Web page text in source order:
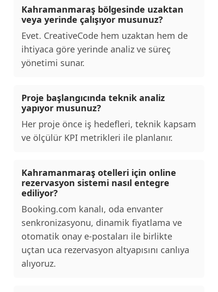
Kahramanmaraş bölgesinde uzaktan
veya yerinde çalışıyor musunuz?
Evet. CreativeCode hem uzaktan hem de
ihtiyaca göre yerinde analiz ve süreç
yönetimi sunar.
Proje başlangıcında teknik analiz
yapıyor musunuz?
Her proje önce iş hedefleri, teknik kapsam
ve ölçülür KPI metrikleri ile planlanır.
Kahramanmaraş otelleri için online
rezervasyon sistemi nasıl entegre
ediliyor?
Booking.com kanalı, oda envanter
senkronizasyonu, dinamik fiyatlama ve
otomatik onay e-postaları ile birlikte
uçtan uca rezervasyon altyapısını canlıya
alıyoruz.